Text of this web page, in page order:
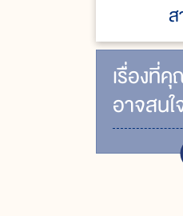
เรื่ิองที่
อาจสนใ